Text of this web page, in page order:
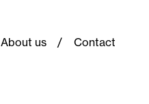
About us Contact